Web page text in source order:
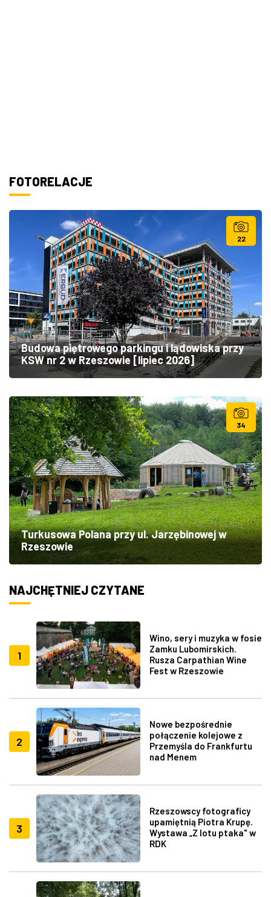
FOTORELACJE
22
Budowa piętrowego parkingu i lądowiska przy
KSW nr 2 w Rzeszowie [lipiec 2026]
34
Turkusowa Polana przy ul. Jarzębinowej w
Rzeszowie
NAJCHĘTNIEJ CZYTANE
1
Wino, sery i muzyka w fosie
Zamku Lubomirskich.
Rusza Carpathian Wine
Fest w Rzeszowie
2
Nowe bezpośrednie
połączenie kolejowe z
Przemyśla do Frankfurtu
nad Menem
3
Rzeszowscy fotograficy
upamiętnią Piotra Krupę.
Wystawa „Z lotu ptaka" w
RDK